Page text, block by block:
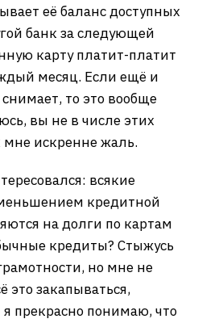
её баланс доступных
банк за следующей
карту платит-платит
месяц. Если ещё и
то это вообще
вы не в числе этих
мне искренне жаль.
всякие
кредитной
на долги по картам
кредиты? Стыжусь
но мне не
это закапываться,
прекрасно понимаю, что